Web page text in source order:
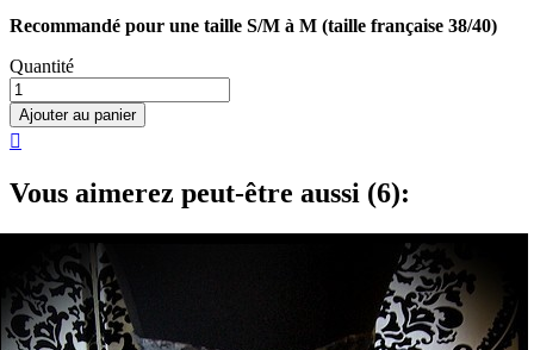
Recommandé pour une taille S/M à M (taille française 38/40)
Quantité
Ajouter au panier

Vous aimerez peut-être aussi (6):